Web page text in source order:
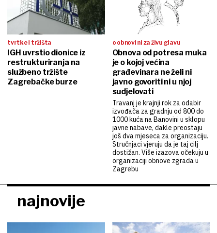
tvrtke i tržišta
IGH uvrstio dionice iz
restrukturiranja na
službeno tržište
Zagrebačke burze
o obnovi ni za živu glavu
Obnova od potresa muka
je o kojoj većina
građevinara ne želi ni
javno govoriti ni u njoj
sudjelovati
Travanj je krajnji rok za odabir
izvođača za gradnju od 800 do
1000 kuća na Banovini u sklopu
javne nabave, dakle preostaju
još dva mjeseca za organizaciju.
Stručnjaci vjeruju da je taj cilj
dostižan. Više izazova očekuju u
organizaciji obnove zgrada u
Zagrebu
najnovije